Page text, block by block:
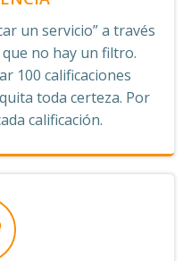
un servicio” a través
no hay un filtro.
100 calificaciones
toda certeza. Por
calificación.